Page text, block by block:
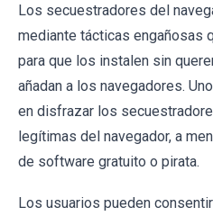
Los secuestradores del
mediante tácticas engañosas
para que los instalen sin
añadan a los navegadores.
en disfrazar los
legítimas del navegador, a
de software gratuito o pirata.
Los usuarios pueden